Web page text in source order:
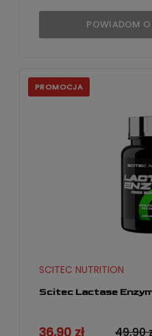
POWIADOM
Scitec Lactase
SCITEC NUTRITION
36,90 zł 49,90
PROMOCJA